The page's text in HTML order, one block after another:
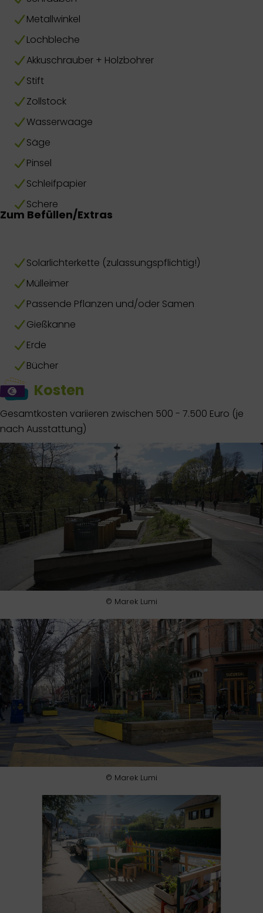
Metallwinkel
Lochbleche
Akkuschrauber + Holzbohrer
Stift
Zollstock
Wasserwaage
Säge
Pinsel
Schleifpapier
Schere
Zum Befüllen/Extras
Solarlichterkette (zulassungspflichtig!)
Mülleimer
Passende Pflanzen und/oder Samen
Gießkanne
Erde
Bücher
Kosten
Gesamtkosten variieren zwischen 500 - 7.500 Euro (je
nach Ausstattung)
© Marek Lumi
© Marek Lumi